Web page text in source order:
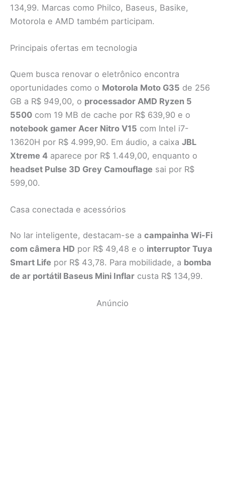
134,99. Marcas como Philco, Baseus, Basike,
Motorola e AMD também participam.
Principais ofertas em tecnologia
Quem busca renovar o eletrônico encontra
oportunidades como o Motorola Moto G35 de 256
GB a R$ 949,00, o processador AMD Ryzen 5
5500 com 19 MB de cache por R$ 639,90 e o
notebook gamer Acer Nitro V15 com Intel i7-
13620H por R$ 4.999,90. Em áudio, a caixa JBL
Xtreme 4 aparece por R$ 1.449,00, enquanto o
headset Pulse 3D Grey Camouflage sai por R$
599,00.
Casa conectada e acessórios
No lar inteligente, destacam-se a campainha Wi-Fi
com câmera HD por R$ 49,48 e o interruptor Tuya
Smart Life por R$ 43,78. Para mobilidade, a bomba
de ar portátil Baseus Mini Inflar custa R$ 134,99.
Anúncio